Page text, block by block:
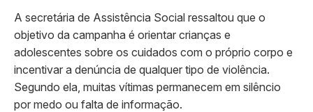
A secretária de Assistência Social ressaltou que o
objetivo da campanha é orientar crianças e
adolescentes sobre os cuidados com o próprio corpo e
incentivar a denúncia de qualquer tipo de violência.
Segundo ela, muitas vítimas permanecem em silêncio
por medo ou falta de informação.